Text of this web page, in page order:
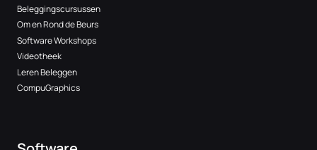
Beleggingscursussen
Om en Rond de Beurs
Software Workshops
Videotheek
Leren Beleggen
CompuGraphics